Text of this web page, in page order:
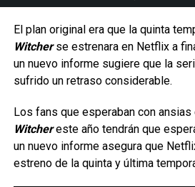
hay margen para errores, puesto
significa una ventana muy corta para
que el oponente contraataque;
experimentadas puede generar una
gracias a su velocidad, movilidad y
La serie da inicio a una etapa
aventuras en cómic para el icónico
ambientada en la época de las
Tras los sucesos deEn busca del
villanos más infames de Indy
regreso de un archienemigo—
El plan original era que la quinta
Witcher se estrenara en Netflix a
un nuevo informe sugiere que la
sufrido un retraso considerable.
Los fans que esperaban con
Witcher este año tendrán que
un nuevo informe asegura que
estreno de la quinta y última